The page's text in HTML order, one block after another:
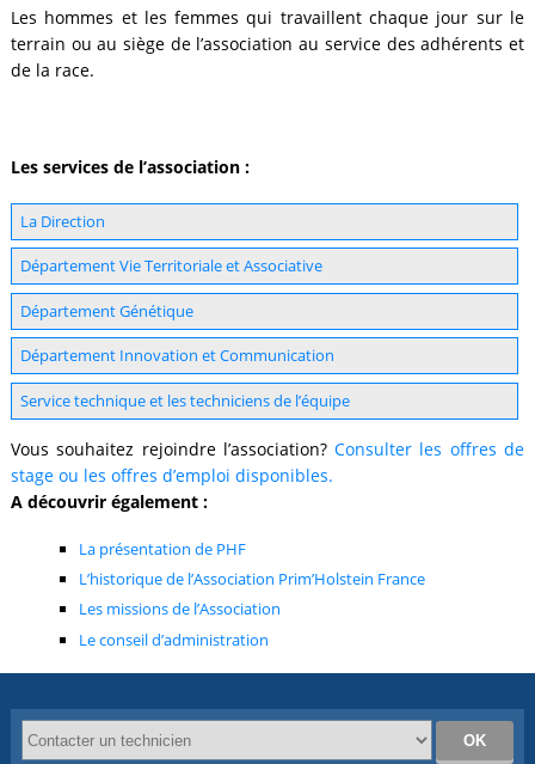
Les hommes et les femmes qui travaillent chaque jour sur le
terrain ou au siège de l’association au service des adhérents et
de la race.
Les services de l’association :
La Direction
Département Vie Territoriale et Associative
Département Génétique
Département Innovation et Communication
Service technique et les techniciens de l’équipe
Vous souhaitez rejoindre l’association?Consulter les offres de
stage ou les offres d’emploi disponibles.
A découvrir également :
La présentation de PHF
L’historique de l’Association Prim’Holstein France
Les missions de l’Association
Le conseil d’administration